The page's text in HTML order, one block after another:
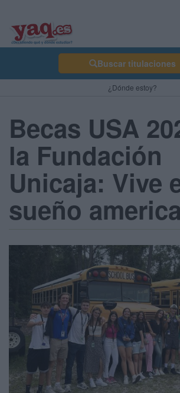
Buscar titulaciones
¿Dónde estoy?
Becas USA
la Fundación
Unicaja: Vive
sueño